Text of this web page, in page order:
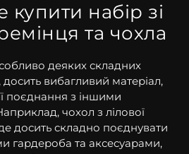
набір зі
та чохла
деяких складних
досить вибагливий матеріал,
поєднання з іншими
чохол з лілової
досить складно поєднувати
гардероба та аксесуарами,